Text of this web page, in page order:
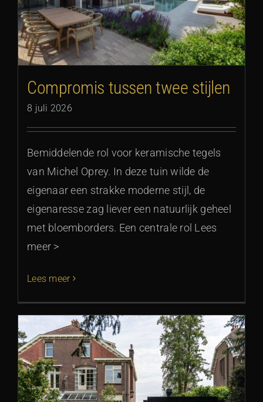
Compromis tussen twee stijlen
8 juli 2026
Bemiddelende rol voor keramische tegels
van Michel Oprey. In deze tuin wilde de
eigenaar een strakke moderne stijl, de
eigenaresse zag liever een natuurlijk geheel
met bloemborders. Een centrale rol Lees
meer >
Lees meer